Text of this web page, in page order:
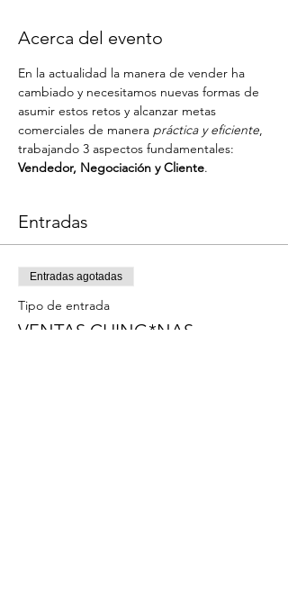
Acerca del evento
En la actualidad la manera de vender ha
cambiado y necesitamos nuevas formas de
asumir estos retos y alcanzar metas
comerciales de manera práctica y eficiente,
trabajando 3 aspectos fundamentales:
Vendedor, Negociación y Cliente.
Entradas
Entradas agotadas
Tipo de entrada
VENTAS CHING*NAS